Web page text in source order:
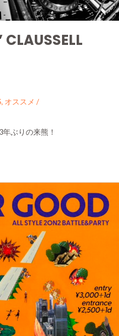
, オススメ /
年ぶりの来熊！